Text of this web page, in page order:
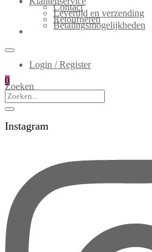
Contact
Levertijd en verzending
Retourneren
Betalingsmogelijkheden
Login / Register
0
Zoeken
Instagram